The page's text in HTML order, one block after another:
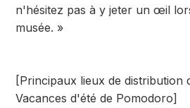
n'hésitez pas à y jeter un œil
musée. »
[Principaux lieux de distribution
Vacances d'été de Pomodoro]